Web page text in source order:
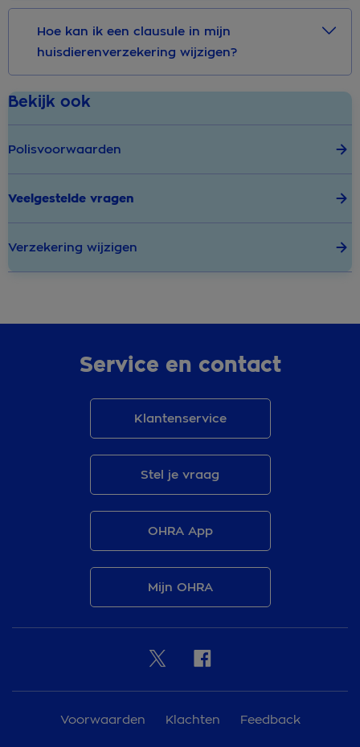
Hoe kan ik een clausule in mijn
huisdierenverzekering wijzigen?
Bekijk ook
Polisvoorwaarden
Veelgestelde vragen
Verzekering wijzigen
Service en contact
Klantenservice
Stel je vraag
OHRA App
Mijn OHRA
Voorwaarden Klachten Feedback